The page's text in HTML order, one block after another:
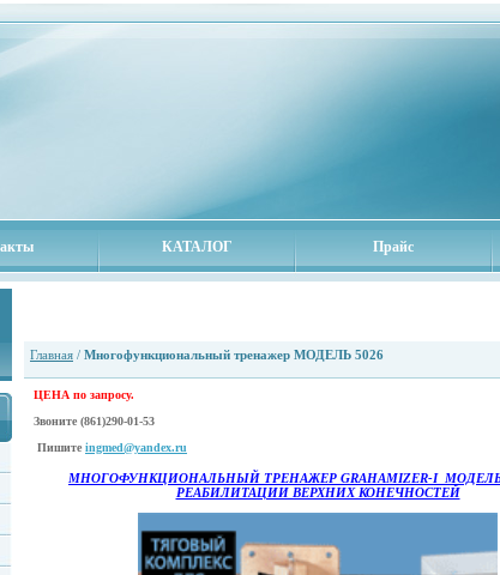
КАТАЛОГ Прайс
Главная / Многофункциональный тренажер МОДЕЛЬ 5026
ЦЕНА по запросу.
Звоните (861)290-01-53
Пишите ingmed@yandex.ru
МНОГОФУНКЦИОНАЛЬНЫЙ ТРЕНАЖЕР GRAHAMIZER-I
РЕАБИЛИТАЦИИ ВЕРХНИХ КОНЕЧНОСТЕЙ